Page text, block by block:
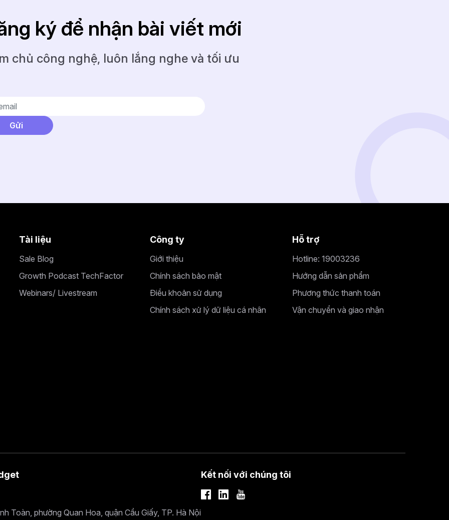
ký để nhận bài viết mới
chủ công nghệ, luôn lắng nghe và tối ưu
Tài liệu
Sale Blog
Growth Podcast TechFactor
Webinars/ Livestream
Công ty
Giới thiệu
Chính sách bảo mật
Điều khoản sử dụng
Chính sách xử lý dữ liệu cá nhân
Hỗ trợ
Hotline: 19003236
Hướng dẫn sản phẩm
Phương thức thanh toán
Vận chuyển và giao nhận
Toàn, phường Quan Hoa, quận Cầu Giấy, TP. Hà Nội
Kết nối với chúng tôi